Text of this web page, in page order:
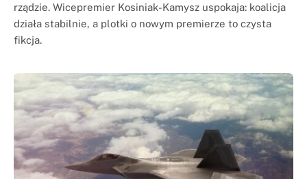
rządzie. Wicepremier Kosiniak-Kamysz uspokaja: koalicja
działa stabilnie, a plotki o nowym premierze to czysta
fikcja.